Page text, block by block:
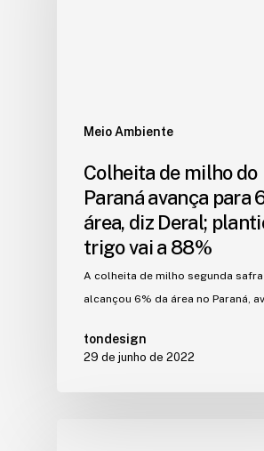
Meio Ambiente
Colheita de milho do
Paraná avança para
área, diz Deral;
trigo vai a 88%
A colheita de milho segunda safra
alcançou 6% da área no Paraná,
tondesign
29 de junho de 2022